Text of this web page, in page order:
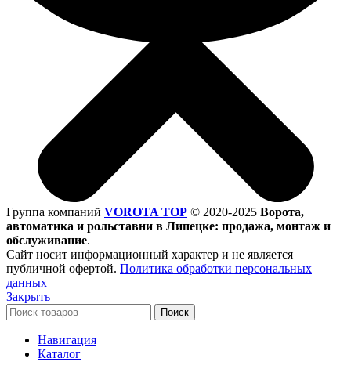
Группа компаний VOROTA TOP © 2020-2025 Ворота,
автоматика и рольставни в Липецке: продажа, монтаж и
обслуживание.
Сайт носит информационный характер и не является
публичной офертой. Политика обработки персональных
данных
Закрыть
Поиск
Навигация
Каталог